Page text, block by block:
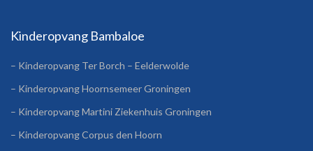
Kinderopvang Bambaloe
– Kinderopvang Ter Borch – Eelderwolde
– Kinderopvang Hoornsemeer Groningen
– Kinderopvang Martini Ziekenhuis Groningen
– Kinderopvang Corpus den Hoorn